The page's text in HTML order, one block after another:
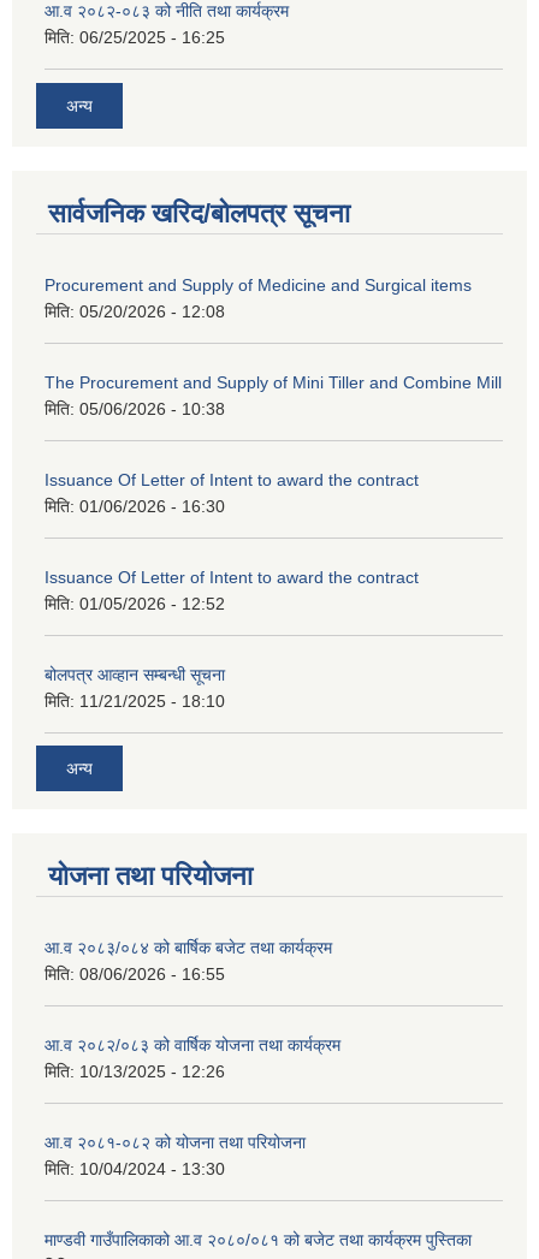
आ.व २०८२-०८३ को नीति तथा कार्यक्रम
मिति: 06/25/2025 - 16:25
अन्य
सार्वजनिक खरिद/बोलपत्र सूचना
Procurement and Supply of Medicine and Surgical items
मिति: 05/20/2026 - 12:08
The Procurement and Supply of Mini Tiller and Combine Mill
मिति: 05/06/2026 - 10:38
Issuance Of Letter of Intent to award the contract
मिति: 01/06/2026 - 16:30
Issuance Of Letter of Intent to award the contract
मिति: 01/05/2026 - 12:52
बोलपत्र आव्हान सम्बन्धी सूचना
मिति: 11/21/2025 - 18:10
अन्य
योजना तथा परियोजना
आ.व २०८३/०८४ को बार्षिक बजेट तथा कार्यक्रम
मिति: 08/06/2026 - 16:55
आ.व २०८२/०८३ को वार्षिक योजना तथा कार्यक्रम
मिति: 10/13/2025 - 12:26
आ.व २०८१-०८२ को योजना तथा परियोजना
मिति: 10/04/2024 - 13:30
माण्डवी गाउँपालिकाको आ.व २०८०/०८१ को बजेट तथा कार्यक्रम पुस्तिका